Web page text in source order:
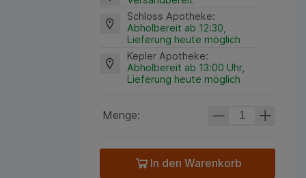
Schloss Apotheke:
Abholbereit ab 12:30,
Lieferung heute möglich
Kepler Apotheke:
Abholbereit ab 13:00 Uhr,
Lieferung heute möglich
Menge:
In den Warenkorb